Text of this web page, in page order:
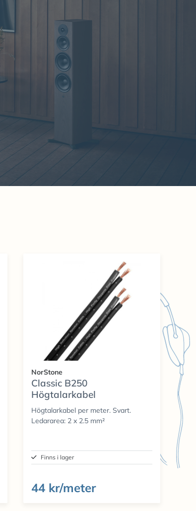
NorStone
Classic B250
Högtalarkabel
Högtalarkabel per meter. Svart.
Ledararea: 2 x 2.5 mm²
Finns i lager
44 kr/meter